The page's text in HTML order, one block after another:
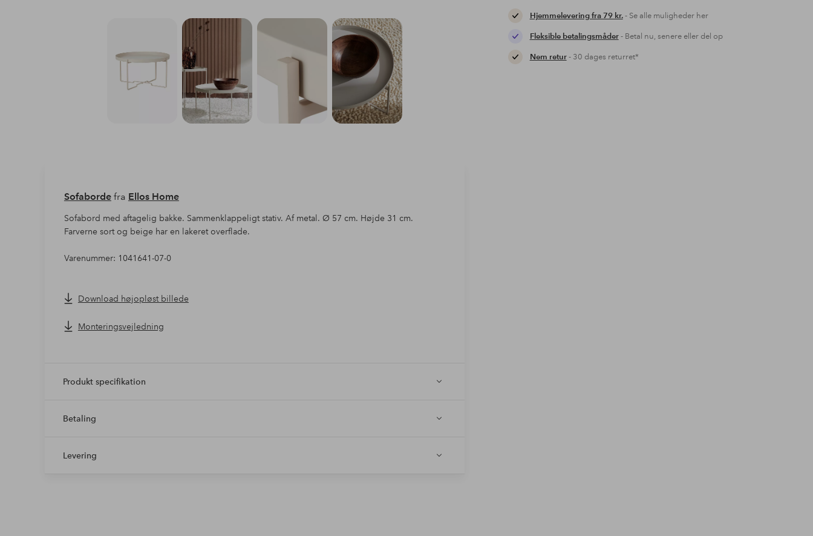
Hjemmelevering fra 79 kr.- Se alle muligheder her
Fleksible betalingsmåder- Betal nu, senere eller del op
Nem retur- 30 dages returret*
Sofabordefra Ellos Home
Sofabord med aftagelig bakke. Sammenklappeligt stativ. Af metal. Ø 57 cm. Højde 31 cm.
Farverne sort og beige har en lakeret overflade.
Varenummer: 1041641-07-0
Download højopløst billede
Monteringsvejledning
Produkt specifikation
Betaling
Levering